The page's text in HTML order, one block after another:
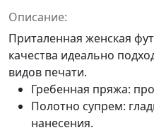
Описание:
Приталенная женская
качества идеально
видов печати.
Гребенная пряжа:
Полотно супрем:
нанесения.